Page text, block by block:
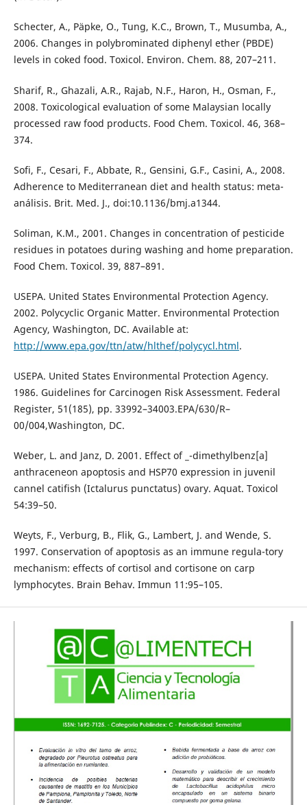
Schecter, A., Päpke, O., Tung, K.C., Brown, T., Musumba, A.,
2006. Changes in polybrominated diphenyl ether (PBDE)
levels in coked food. Toxicol. Environ. Chem. 88, 207–211.
Sharif, R., Ghazali, A.R., Rajab, N.F., Haron, H., Osman, F.,
2008. Toxicological evaluation of some Malaysian locally
processed raw food products. Food Chem. Toxicol. 46, 368–
374.
Sofi, F., Cesari, F., Abbate, R., Gensini, G.F., Casini, A., 2008.
Adherence to Mediterranean diet and health status: meta-
análisis. Brit. Med. J., doi:10.1136/bmj.a1344.
Soliman, K.M., 2001. Changes in concentration of pesticide
residues in potatoes during washing and home preparation.
Food Chem. Toxicol. 39, 887–891.
USEPA. United States Environmental Protection Agency.
2002. Polycyclic Organic Matter. Environmental Protection
Agency, Washington, DC. Available at:
http://www.epa.gov/ttn/atw/hlthef/polycycl.html.
USEPA. United States Environmental Protection Agency.
1986. Guidelines for Carcinogen Risk Assessment. Federal
Register, 51(185), pp. 33992–34003.EPA/630/R–
00/004,Washington, DC.
Weber, L. and Janz, D. 2001. Effect of _-dimethylbenz[a]
anthraceneon apoptosis and HSP70 expression in juvenil
cannel catifish (Ictalurus punctatus) ovary. Aquat. Toxicol
54:39–50.
Weyts, F., Verburg, B., Flik, G., Lambert, J. and Wende, S.
1997. Conservation of apoptosis as an immune regula-tory
mechanism: effects of cortisol and cortisone on carp
lymphocytes. Brain Behav. Immun 11:95–105.